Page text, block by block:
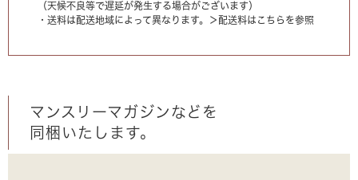
（天候不良等で遅延が発生する場合がございます）
・送料は配送地域によって異なります。
＞配送料はこちらを参照
マンスリーマガジンなどを
同梱いたします。